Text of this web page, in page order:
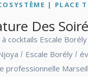
| PLACE
Des
cocktails Escale Borély
Escale Borély
professionnelle